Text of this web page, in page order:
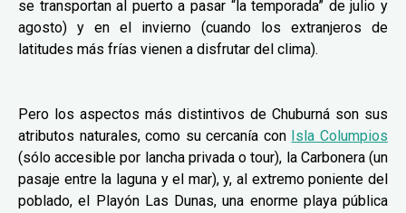
se transportan al puerto a pasar “la temporada” de julio y
agosto) y en el invierno (cuando los extranjeros de
latitudes más frías vienen a disfrutar del clima).
Pero los aspectos más distintivos de Chuburná son sus
atributos naturales, como su cercanía con Isla Columpios
(sólo accesible por lancha privada o tour), la Carbonera (un
pasaje entre la laguna y el mar), y, al extremo poniente del
poblado, el Playón Las Dunas, una enorme playa pública